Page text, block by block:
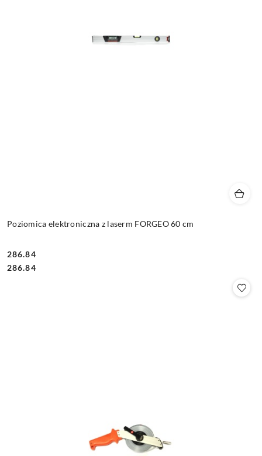
Poziomica elektroniczna z laserm FORGEO 60 cm
Cena:
286.84
Cena:
286.84